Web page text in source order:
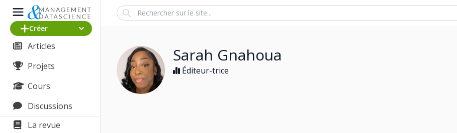
Créer
Articles
Projets
Cours
Discussions
La revue
Search
Sarah Gnahoua
Éditeur-trice